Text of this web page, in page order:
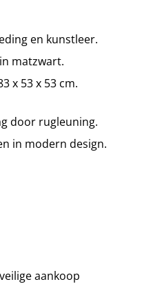
en kunstleer.
matzwart.
x 53 x 53 cm.
door rugleuning.
in modern design.
aankoop